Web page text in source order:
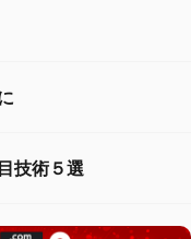
技術５選